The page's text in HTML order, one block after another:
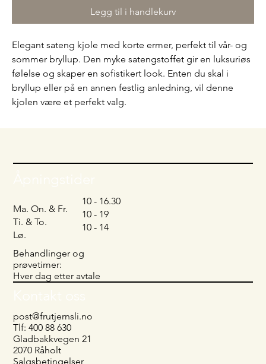
Legg til i handlekurv
Elegant sateng kjole med korte ermer, perfekt til vår- og
sommer bryllup. Den myke satengstoffet gir en luksuriøs
følelse og skaper en sofistikert look. Enten du skal i
bryllup eller på en annen festlig anledning, vil denne
kjolen være et perfekt valg.
post@frutjernsli.no
Tlf: 400 88 630
Gladbakkvegen 21
2070 Råholt
Salgsbetingelser
Ma. On. & Fr.
Ti. & To.
Lø.
10 - 16.30
10 - 19
10 - 14
Behandlinger og
prøvetimer:
Hver dag etter avtale